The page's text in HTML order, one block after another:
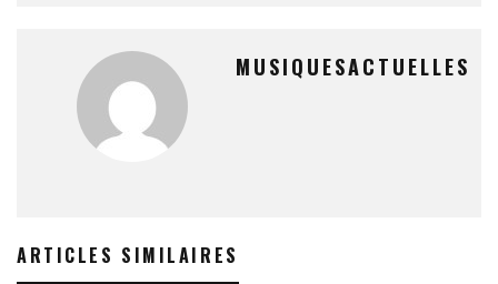
MUSIQUESACTUELLES
ARTICLES SIMILAIRES